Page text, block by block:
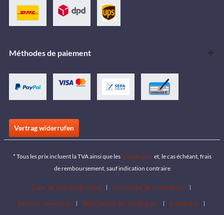
Méthodes de paiement
Vertrag widerrufen
* Tous les prix incluent la TVA ainsi que lesfrais de portet, le cas échéant, frais
de remboursement, sauf indication contraire
Zone de téléchargement
Recherche de revendeurs
Devenir revendeur
Télécharger les catalogues
Contactez